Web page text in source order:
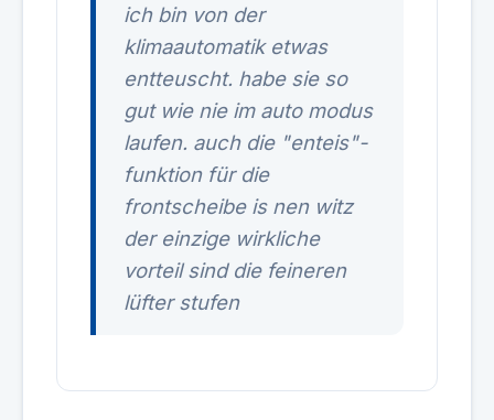
ich bin von der
klimaautomatik etwas
entteuscht. habe sie so
gut wie nie im auto modus
laufen. auch die "enteis"-
funktion für die
frontscheibe is nen witz
der einzige wirkliche
vorteil sind die feineren
lüfter stufen